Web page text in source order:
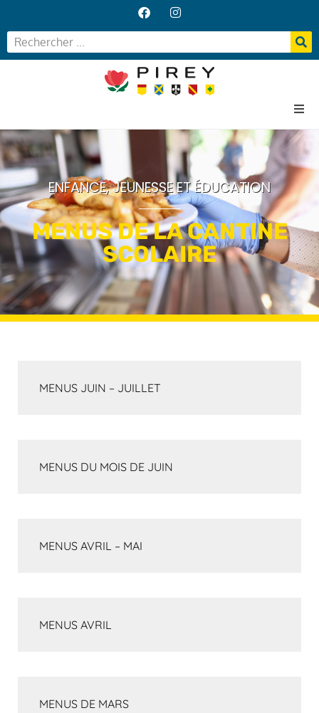
Accueil
Votre Mairie
Vos services
Vie locale
ENFANCE, JEUNESSE ET ÉDUCATION
MENUS DE LA CANTINE
SCOLAIRE
MENUS JUIN – JUILLET
MENUS DU MOIS DE JUIN
MENUS AVRIL – MAI
MENUS AVRIL
MENUS DE MARS